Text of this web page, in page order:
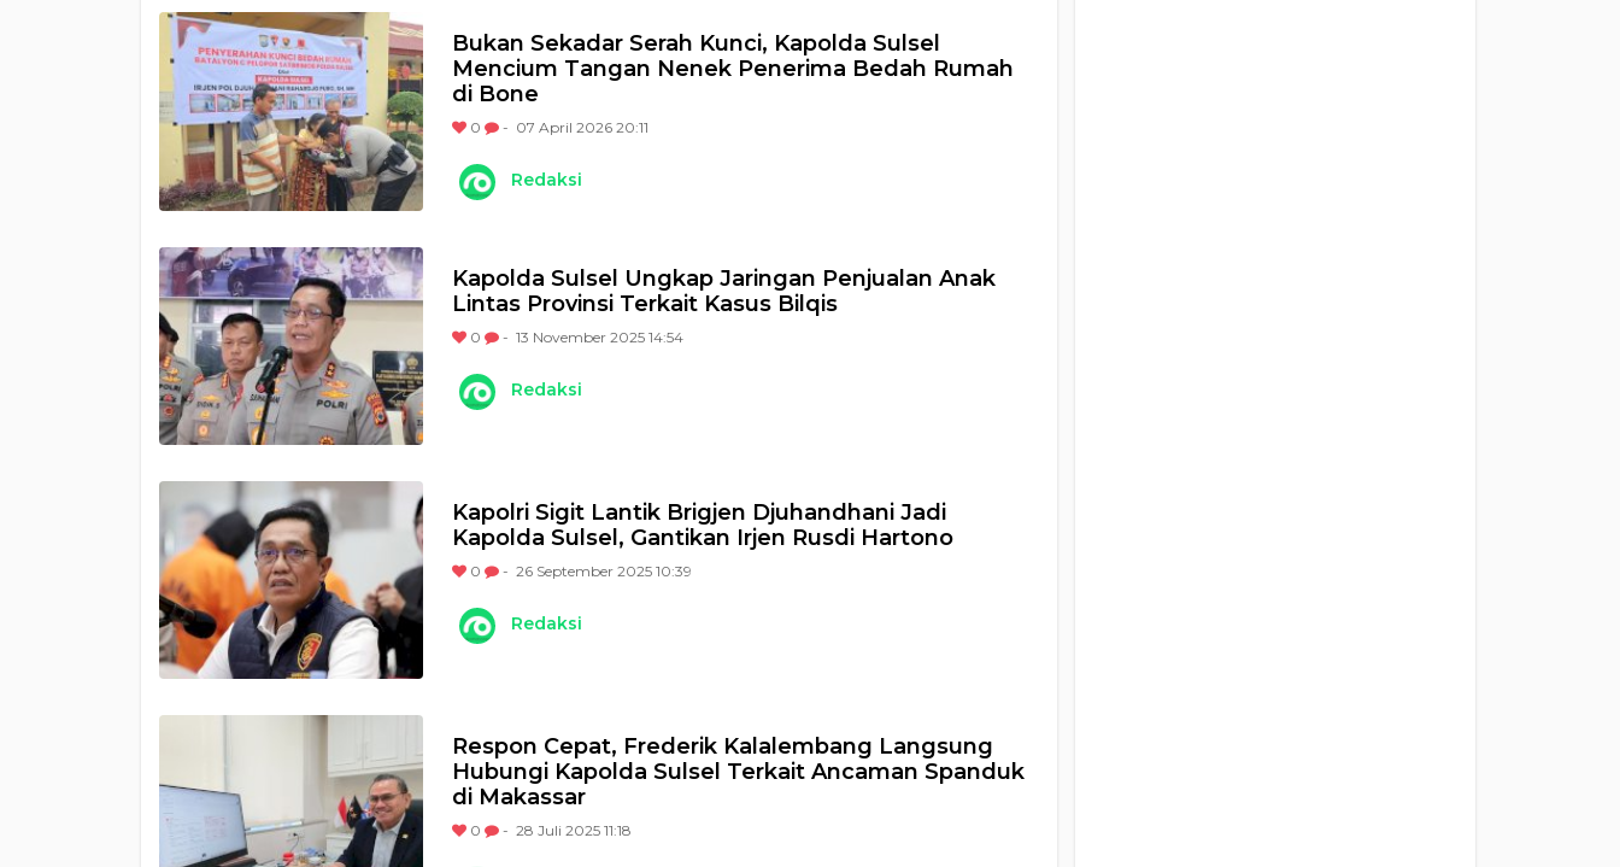
Bukan Sekadar Serah Kunci, Kapolda Sulsel
Mencium Tangan Nenek Penerima Bedah Rumah
di Bone
0 - 07 April 2026 20:11
Redaksi
Kapolda Sulsel Ungkap Jaringan Penjualan Anak
Lintas Provinsi Terkait Kasus Bilqis
0 - 13 November 2025 14:54
Redaksi
Kapolri Sigit Lantik Brigjen Djuhandhani Jadi
Kapolda Sulsel, Gantikan Irjen Rusdi Hartono
0 - 26 September 2025 10:39
Redaksi
Respon Cepat, Frederik Kalalembang Langsung
Hubungi Kapolda Sulsel Terkait Ancaman Spanduk
di Makassar
0 - 28 Juli 2025 11:18